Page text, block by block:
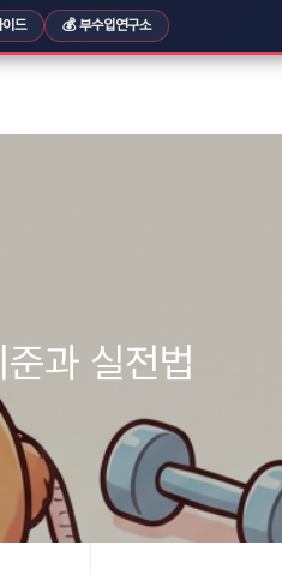
드 💰 부수입연구소
과 실전법